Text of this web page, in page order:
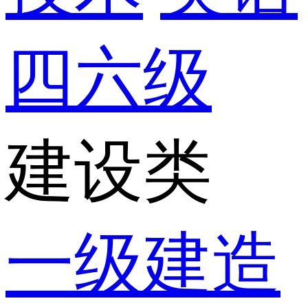
四六级
建设类
一级建造